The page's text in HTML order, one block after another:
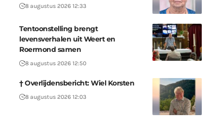
8 augustus 2026 12:33
Tentoonstelling brengt
levensverhalen uit Weert en
Roermond samen
8 augustus 2026 12:50
† Overlijdensbericht: Wiel Korsten
8 augustus 2026 12:03